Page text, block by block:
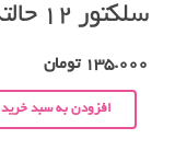
سلکتور ۱۲ حالته پایه سوزنی
135.000 تومان
افزودن به سبد خرید